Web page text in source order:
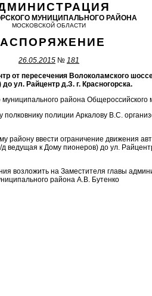
МУНИЦИПАЛЬНОГО РАЙОНА
МОСКОВСКОЙ ОБЛАСТИ
26.05.2015 № 181
от пересечения Волоколамского
до ул. Райцентр д.З. г. Красногорска.
района
полиции Аркалову B.C.
ввести ограничение движения
ведущая к Дому пионеров) до ул.
возложить на Заместителя главы
района А.В. Бутенко